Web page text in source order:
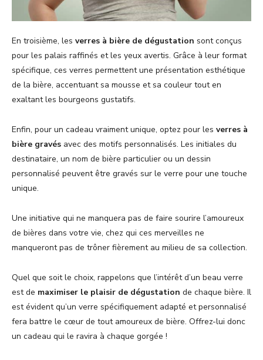
En troisième, les verres à bière de dégustation sont conçus
pour les palais raffinés et les yeux avertis. Grâce à leur format
spécifique, ces verres permettent une présentation esthétique
de la bière, accentuant sa mousse et sa couleur tout en
exaltant les bourgeons gustatifs.
Enfin, pour un cadeau vraiment unique, optez pour les verres à
bière gravés avec des motifs personnalisés. Les initiales du
destinataire, un nom de bière particulier ou un dessin
personnalisé peuvent être gravés sur le verre pour une touche
unique.
Une initiative qui ne manquera pas de faire sourire l’amoureux
de bières dans votre vie, chez qui ces merveilles ne
manqueront pas de trôner fièrement au milieu de sa collection.
Quel que soit le choix, rappelons que l’intérêt d’un beau verre
est de maximiser le plaisir de dégustation de chaque bière. Il
est évident qu’un verre spécifiquement adapté et personnalisé
fera battre le cœur de tout amoureux de bière. Offrez-lui donc
un cadeau qui le ravira à chaque gorgée !